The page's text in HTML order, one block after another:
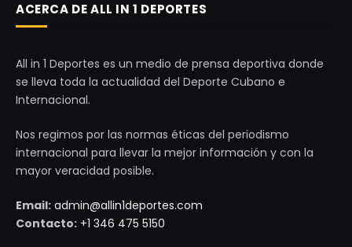
ACERCA DE ALL IN 1 DEPORTES
All in 1 Deportes es un medio de prensa deportiva donde
se lleva toda la actualidad del Deporte Cubano e
Internacional.
Nos regimos por las normas éticas del periodismo
internacional para llevar la mejor información y con la
mayor veracidad posible.
Email: admin@allin1deportes.com
Contacto: +1 346 475 5150